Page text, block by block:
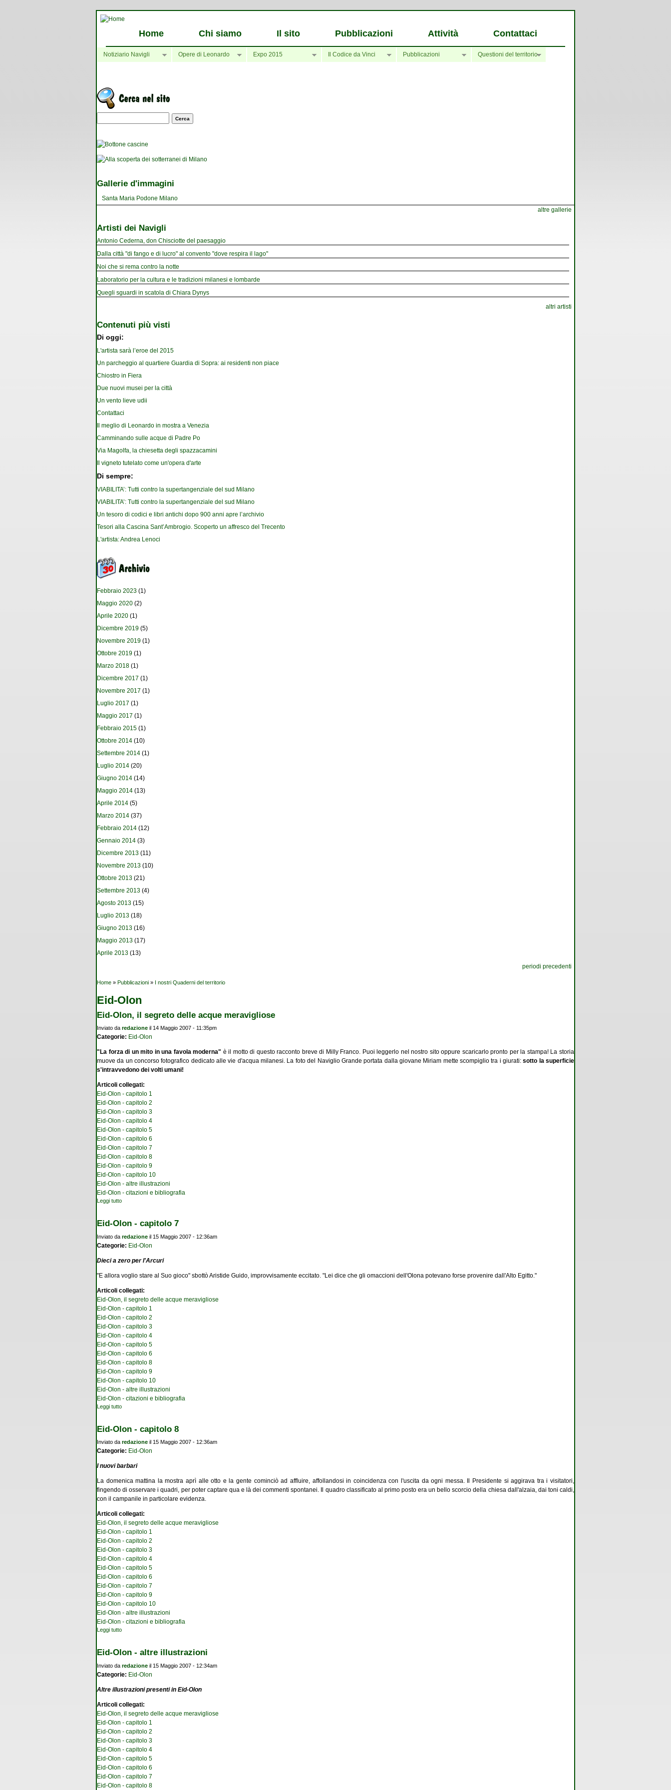
Home Chi siamo Il sito Pubblicazioni Attività Contattaci
Notiziario Navigli Opere di Leonardo Expo 2015 Il Codice da Vinci Pubblicazioni Questioni del territorio
Maschera di ricerca
Gallerie d'immagini
Santa Maria Podone Milano
altre gallerie
Artisti dei Navigli
Antonio Cederna, don Chisciotte del paesaggio
Dalla città "di fango e di lucro" al convento "dove respira il lago"
Noi che si rema contro la notte
Laboratorio per la cultura e le tradizioni milanesi e lombarde
Quegli sguardi in scatola di Chiara Dynys
altri artisti
Contenuti più visti
Di oggi:
L'artista sarà l’eroe del 2015
Un parcheggio al quartiere Guardia di Sopra: ai residenti non piace
Chiostro in Fiera
Due nuovi musei per la città
Un vento lieve udii
Contattaci
Il meglio di Leonardo in mostra a Venezia
Camminando sulle acque di Padre Po
Via Magolfa, la chiesetta degli spazzacamini
Il vigneto tutelato come un'opera d'arte
Di sempre:
VIABILITA’: Tutti contro la supertangenziale del sud Milano
VIABILITA’: Tutti contro la supertangenziale del sud Milano
Un tesoro di codici e libri antichi dopo 900 anni apre l’archivio
Tesori alla Cascina Sant’Ambrogio. Scoperto un affresco del Trecento
L'artista: Andrea Lenoci
Febbraio 2023 (1)
Maggio 2020 (2)
Aprile 2020 (1)
Dicembre 2019 (5)
Novembre 2019 (1)
Ottobre 2019 (1)
Marzo 2018 (1)
Dicembre 2017 (1)
Novembre 2017 (1)
Luglio 2017 (1)
Maggio 2017 (1)
Febbraio 2015 (1)
Ottobre 2014 (10)
Settembre 2014 (1)
Luglio 2014 (20)
Giugno 2014 (14)
Maggio 2014 (13)
Aprile 2014 (5)
Marzo 2014 (37)
Febbraio 2014 (12)
Gennaio 2014 (3)
Dicembre 2013 (11)
Novembre 2013 (10)
Ottobre 2013 (21)
Settembre 2013 (4)
Agosto 2013 (15)
Luglio 2013 (18)
Giugno 2013 (16)
Maggio 2013 (17)
Aprile 2013 (13)
periodi precedenti
Tu sei qui
Home » Pubblicazioni » I nostri Quaderni del territorio
Eid-Olon
Eid-Olon, il segreto delle acque meravigliose
Inviato da redazione il 14 Maggio 2007 - 11:35pm
Categorie: Eid-Olon
"La forza di un mito in una favola moderna" è il motto di questo racconto breve di Milly Franco. Puoi leggerlo nel nostro sito oppure scaricarlo pronto per la stampa! La storia
muove da un concorso fotografico dedicato alle vie d'acqua milanesi. La foto del Naviglio Grande portata dalla giovane Miriam mette scompiglio tra i giurati:sotto la superficie
s'intravvedono dei volti umani!
Articoli collegati:
Eid-Olon - capitolo 1
Eid-Olon - capitolo 2
Eid-Olon - capitolo 3
Eid-Olon - capitolo 4
Eid-Olon - capitolo 5
Eid-Olon - capitolo 6
Eid-Olon - capitolo 7
Eid-Olon - capitolo 8
Eid-Olon - capitolo 9
Eid-Olon - capitolo 10
Eid-Olon - altre illustrazioni
Eid-Olon - citazioni e bibliografia
Leggi tutto
Eid-Olon - capitolo 7
Inviato da redazione il 15 Maggio 2007 - 12:36am
Categorie: Eid-Olon
Dieci a zero per l'Arcuri
"E allora voglio stare al Suo gioco" sbottò Aristide Guido, improvvisamente eccitato. "Lei dice che gli omaccioni dell'Olona potevano forse provenire dall'Alto Egitto."
Articoli collegati:
Eid-Olon, il segreto delle acque meravigliose
Eid-Olon - capitolo 1
Eid-Olon - capitolo 2
Eid-Olon - capitolo 3
Eid-Olon - capitolo 4
Eid-Olon - capitolo 5
Eid-Olon - capitolo 6
Eid-Olon - capitolo 8
Eid-Olon - capitolo 9
Eid-Olon - capitolo 10
Eid-Olon - altre illustrazioni
Eid-Olon - citazioni e bibliografia
Leggi tutto
Eid-Olon - capitolo 8
Inviato da redazione il 15 Maggio 2007 - 12:36am
Categorie: Eid-Olon
I nuovi barbari
La domenica mattina la mostra aprì alle otto e la gente cominciò ad affluire, affollandosi in coincidenza con l'uscita da ogni messa. Il Presidente si aggirava tra i visitatori,
fingendo di osservare i quadri, per poter captare qua e là dei commenti spontanei. Il quadro classificato al primo posto era un bello scorcio della chiesa dall'alzaia, dai toni caldi,
con il campanile in particolare evidenza.
Articoli collegati:
Eid-Olon, il segreto delle acque meravigliose
Eid-Olon - capitolo 1
Eid-Olon - capitolo 2
Eid-Olon - capitolo 3
Eid-Olon - capitolo 4
Eid-Olon - capitolo 5
Eid-Olon - capitolo 6
Eid-Olon - capitolo 7
Eid-Olon - capitolo 9
Eid-Olon - capitolo 10
Eid-Olon - altre illustrazioni
Eid-Olon - citazioni e bibliografia
Leggi tutto
Eid-Olon - altre illustrazioni
Inviato da redazione il 15 Maggio 2007 - 12:34am
Categorie: Eid-Olon
Altre illustrazioni presenti in Eid-Olon
Articoli collegati:
Eid-Olon, il segreto delle acque meravigliose
Eid-Olon - capitolo 1
Eid-Olon - capitolo 2
Eid-Olon - capitolo 3
Eid-Olon - capitolo 4
Eid-Olon - capitolo 5
Eid-Olon - capitolo 6
Eid-Olon - capitolo 7
Eid-Olon - capitolo 8